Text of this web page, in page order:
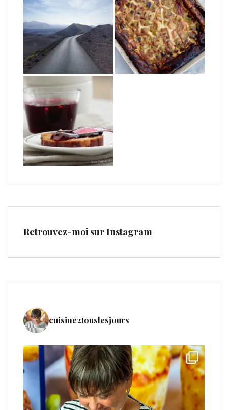
Retrouvez-moi sur Instagram
cuisine2touslesjours